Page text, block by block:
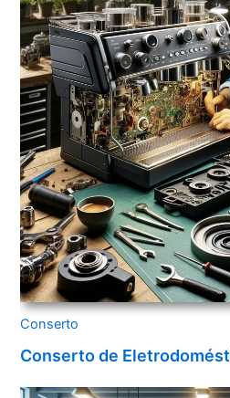
Conserto
Conserto de